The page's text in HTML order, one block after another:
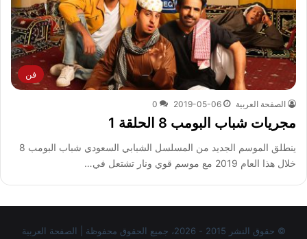
فن
الصفحة العربية 2019-05-06
0
مجريات شباب البومب 8 الحلقة 1
ينطلق الموسم الجديد من المسلسل الشبابي السعودي شباب البومب 8
خلال هذا العام 2019 مع موسم قوي ونار تشتعل في…
© حقوق النشر 2015 - 2026، جميع الحقوق محفوظة | الصفحة العربية